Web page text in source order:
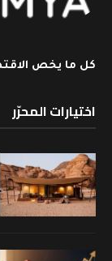
كل ما يخص
اختيارات المحرّر